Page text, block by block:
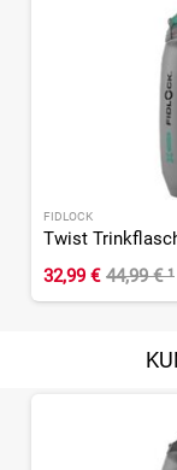
FIDLOCK
32,99 € 44,99 €¹